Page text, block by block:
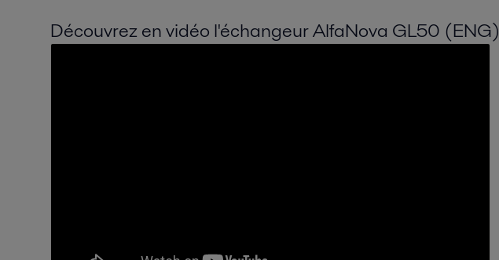
Découvrez en vidéo l'échangeur AlfaNova GL50 (ENG)